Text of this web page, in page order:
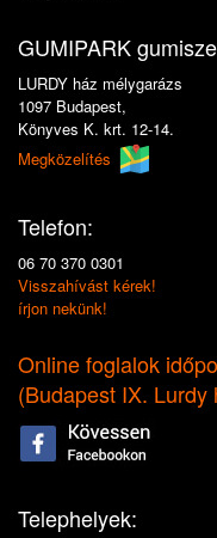
GUMIPARK
LURDY ház mélygarázs
1097 Budapest,
Könyves K. krt. 12-14.
Megközelítés
Telefon:
06 70 370 0301
Visszahívást kérek!
írjon nekünk!
Online foglalok
(Budapest IX. Lurdy
Telephelyek: